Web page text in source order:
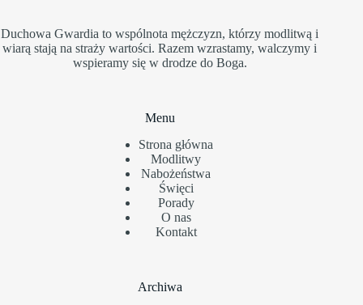
Duchowa Gwardia to wspólnota mężczyzn, którzy modlitwą i
wiarą stają na straży wartości. Razem wzrastamy, walczymy i
wspieramy się w drodze do Boga.
Menu
Strona główna
Modlitwy
Nabożeństwa
Święci
Porady
O nas
Kontakt
Archiwa